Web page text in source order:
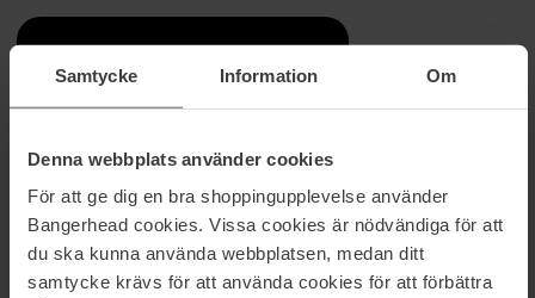
Samtycke Information Om
Denna webbplats använder cookies
För att ge dig en bra shoppingupplevelse använder
Bangerhead cookies. Vissa cookies är nödvändiga för att
du ska kunna använda webbplatsen, medan ditt
samtycke krävs för att använda cookies för att förbättra
Inspireret af fortiden, men fremadrettet giver dette innovative
redskab til håret et nostalgisk blik ind i tidløst design. TWINS er
specielt glad for hår og er nemt at tage på og af. Bind bare TWINS
rundt om håret og sno det tæt.